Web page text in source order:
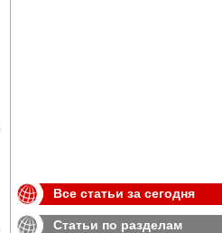
Все статьи за сегодня
Статьи по разделам